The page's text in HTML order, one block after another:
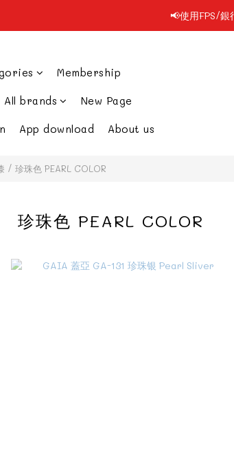
📢凡購物滿
📢使用FPS/銀
Membership
All brands New Page
App download About us
/ 珍珠色 PEARL COLOR
珍珠色 PEARL COLOR